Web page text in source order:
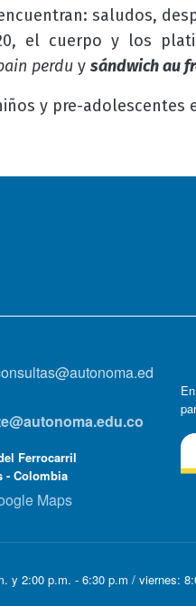
: saludos,
el cuerpo y los
perduy sándwich au
y pre-adolescentes
Ferrocarril
- Colombia
Maps
y 2:00 p.m. - 6:30 p.m / viernes: